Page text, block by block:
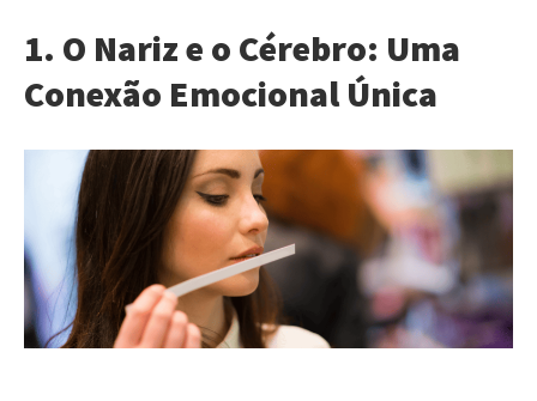
1. O Nariz e o Cérebro: Uma
Conexão Emocional Única